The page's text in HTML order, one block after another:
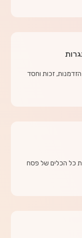
הזדמנות, זכות וחסד
כל הכלים של פסח